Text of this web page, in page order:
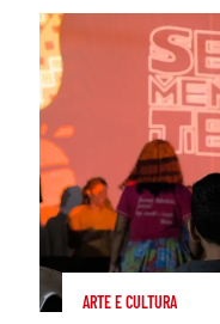
ARTE E CULTURA